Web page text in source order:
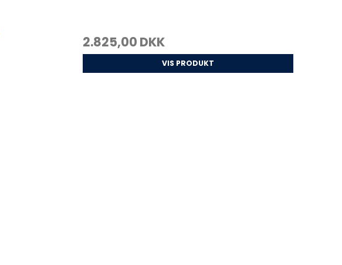
2.825,00 DKK
VIS PRODUKT